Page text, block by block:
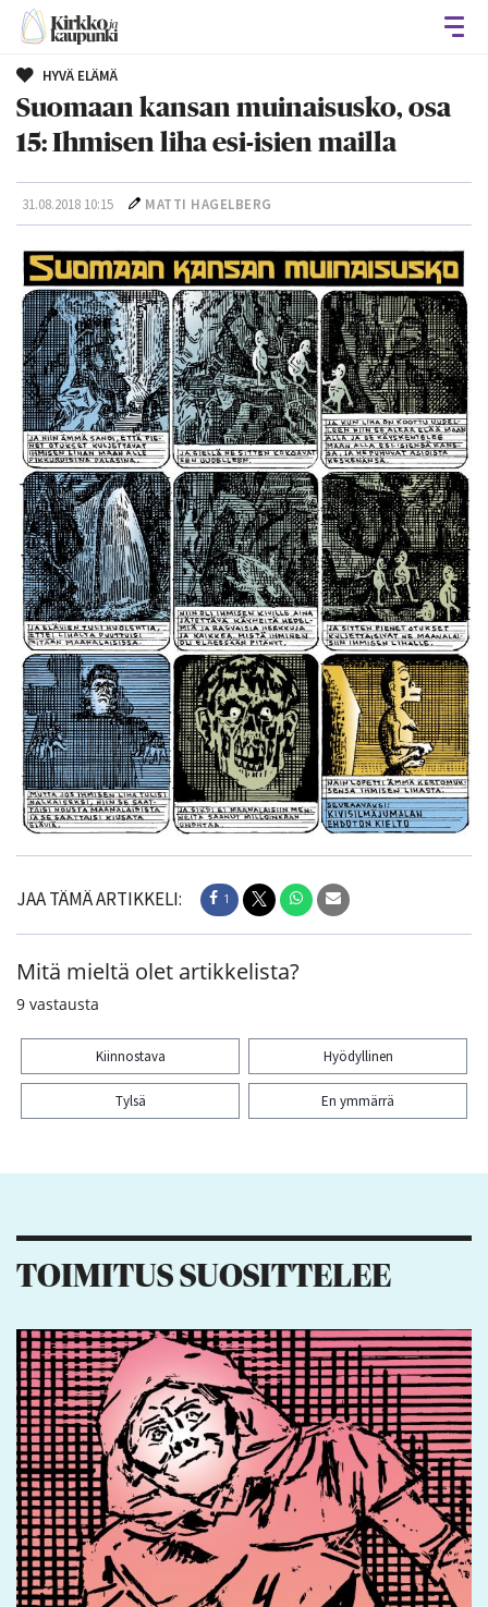
HYVÄ ELÄMÄ
Suomaan kansan muinaisusko, osa
15: Ihmisen liha esi-isien mailla
31.08.2018 10:15 MATTI HAGELBERG
JAA TÄMÄ ARTIKKELI: 1
Mitä mieltä olet artikkelista?
9 vastausta
Kiinnostava Hyödyllinen
Tylsä En ymmärrä
TOIMITUS SUOSITTELEE